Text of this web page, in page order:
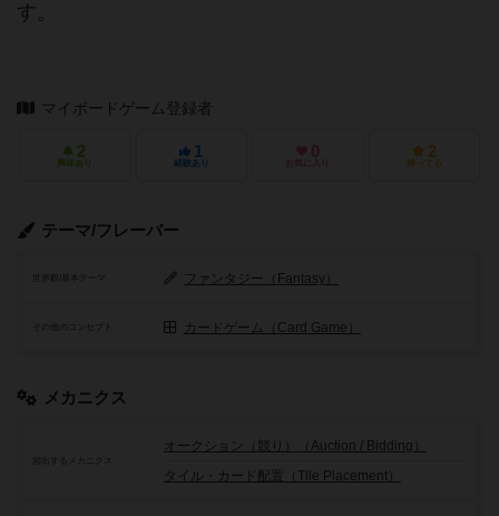
す。
マイボードゲーム登録者
2
興味あり
1
経験あり
0
お気に入り
2
持ってる
テーマ/フレーバー
世界観/基本テーマ ファンタジー（Fantasy）
その他のコンセプト カードゲーム（Card Game）
メカニクス
頻出するメカニクス
オークション（競り）（Auction / Bidding）
タイル・カード配置（Tile Placement）